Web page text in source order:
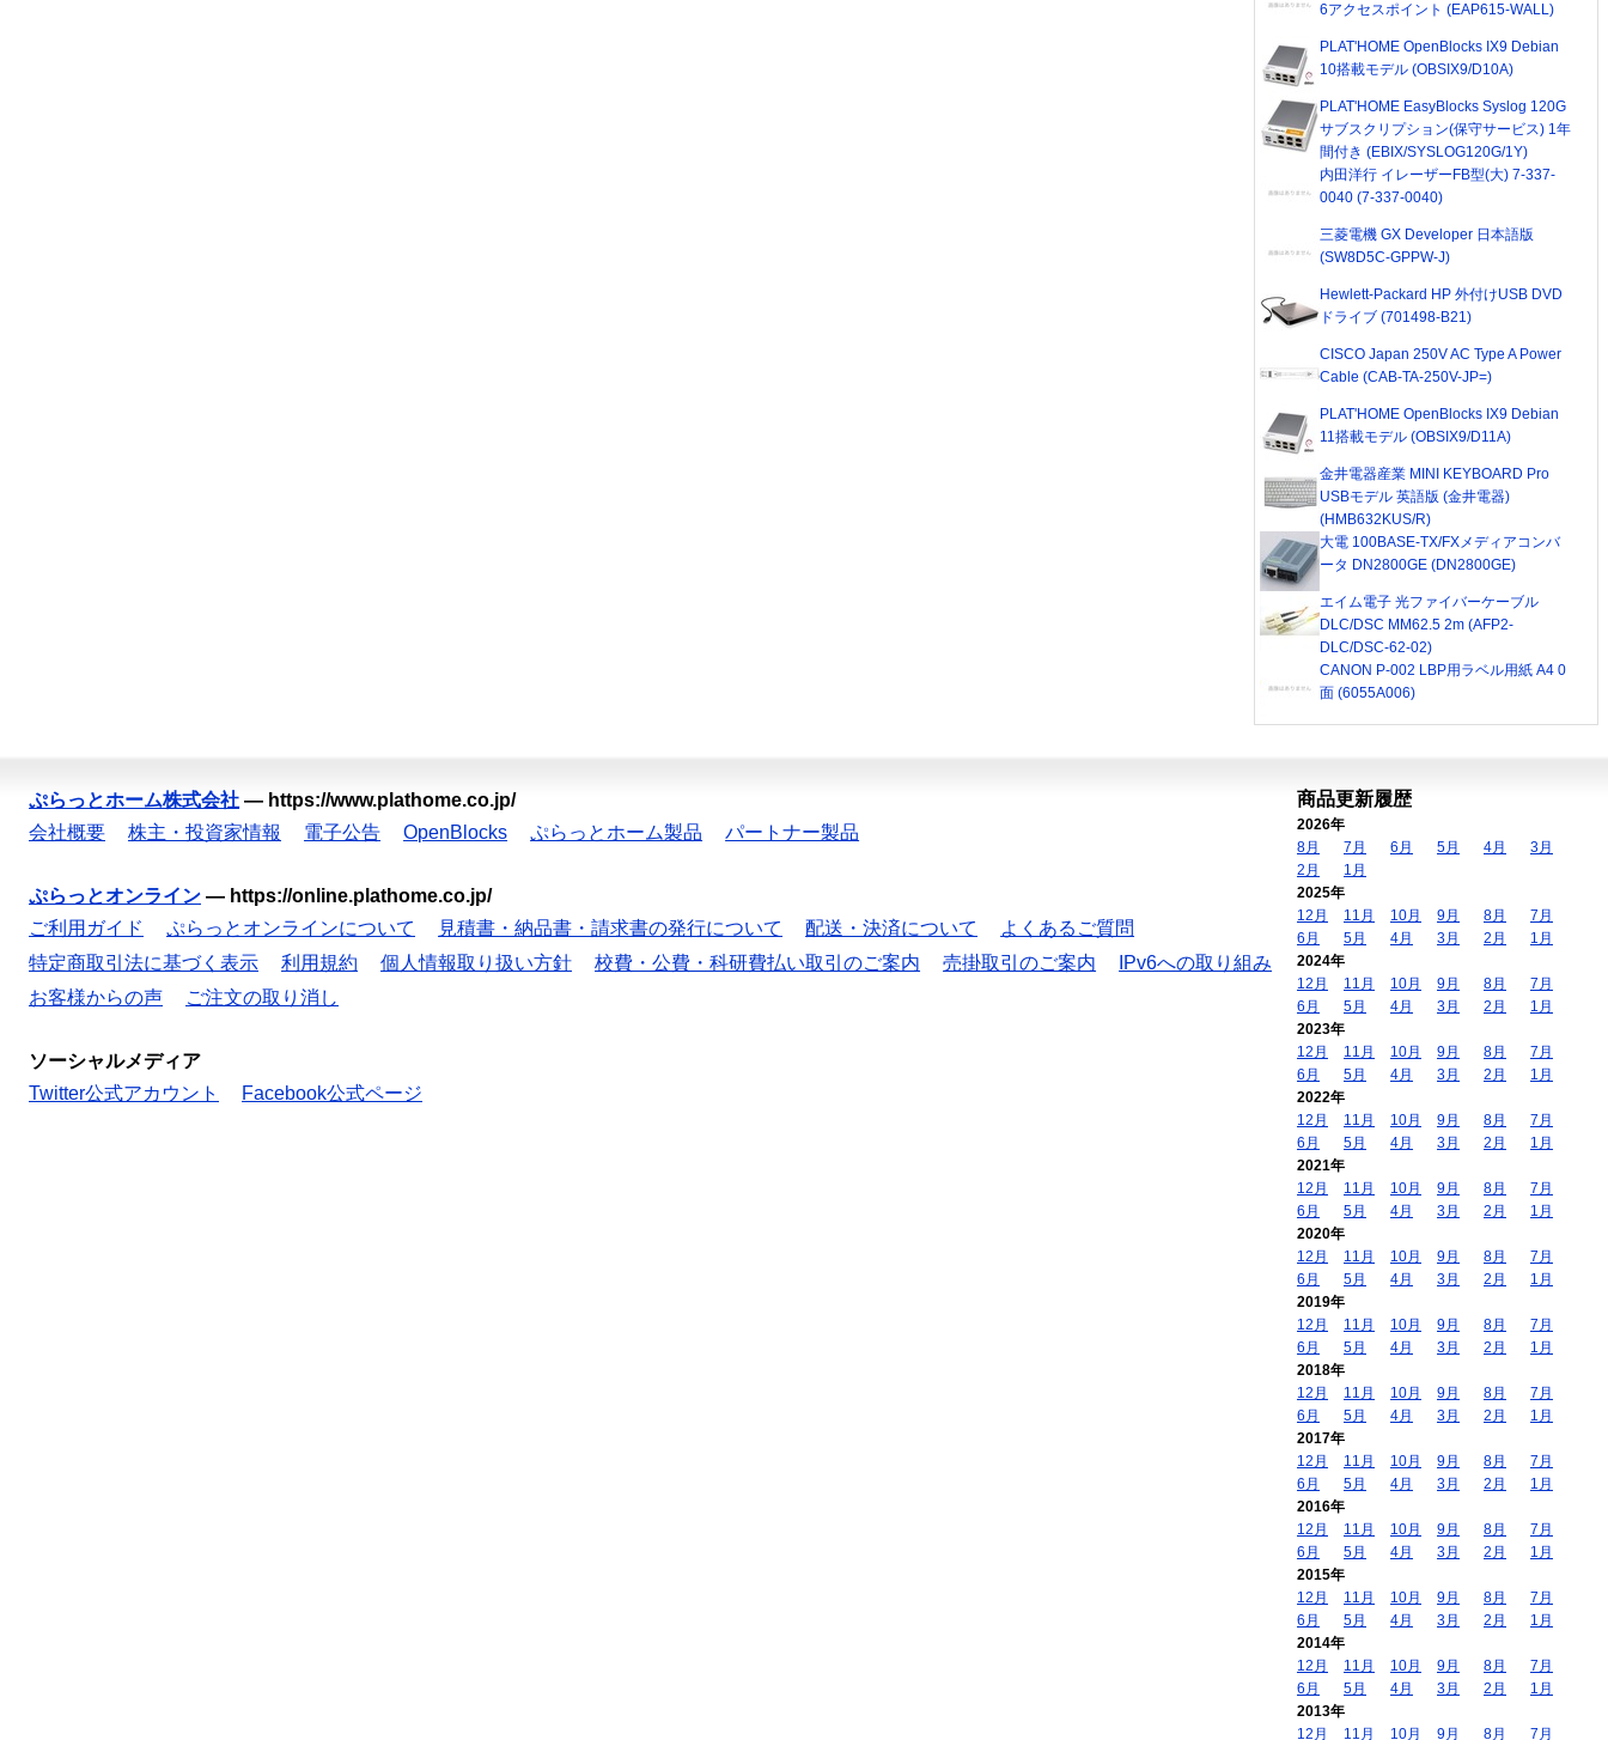
6アクセスポイント (EAP615-WALL)
PLAT'HOME OpenBlocks IX9 Debian
10搭載モデル (OBSIX9/D10A)
PLAT'HOME EasyBlocks Syslog 120G
サブスクリプション(保守サービス) 1年
間付き (EBIX/SYSLOG120G/1Y)
内田洋行 イレーザーFB型(大) 7-337-
0040 (7-337-0040)
三菱電機 GX Developer 日本語版
(SW8D5C-GPPW-J)
Hewlett-Packard HP 外付けUSB DVD
ドライブ (701498-B21)
CISCO Japan 250V AC Type A Power
Cable (CAB-TA-250V-JP=)
PLAT'HOME OpenBlocks IX9 Debian
11搭載モデル (OBSIX9/D11A)
金井電器産業 MINI KEYBOARD Pro
USBモデル 英語版 (金井電器)
(HMB632KUS/R)
大電 100BASE-TX/FXメディアコンバ
ータ DN2800GE (DN2800GE)
エイム電子 光ファイバーケーブル
DLC/DSC MM62.5 2m (AFP2-
DLC/DSC-62-02)
CANON P-002 LBP用ラベル用紙 A4 0
面 (6055A006)
ぷらっとホーム株式会社 — https://www.plathome.co.jp/
会社概要
株主・投資家情報 電子公告 OpenBlocks ぷらっとホーム製品 パートナー製品
ぷらっとオンライン — https://online.plathome.co.jp/
ご利用ガイド
ぷらっとオンラインについて 見積書・納品書・請求書の発行について 配送・決済について
よくあるご質問
特定商取引法に基づく表示
利用規約 個人情報取り扱い方針 校費・公費・科研費払い取引のご案内 売掛取引のご案内
IPv6への取り組み
お客様からの声
ご注文の取り消し
ソーシャルメディア
Twitter公式アカウント
Facebook公式ページ
商品更新履歴
2026年
8月
7月 6月 5月 4月
3月
2月
1月
2025年
12月
11月 10月 9月 8月
7月
6月
5月 4月 3月 2月
1月
2024年
12月
11月 10月 9月 8月
7月
6月
5月 4月 3月 2月
1月
2023年
12月
11月 10月 9月 8月
7月
6月
5月 4月 3月 2月
1月
2022年
12月
11月 10月 9月 8月
7月
6月
5月 4月 3月 2月
1月
2021年
12月
11月 10月 9月 8月
7月
6月
5月 4月 3月 2月
1月
2020年
12月
11月 10月 9月 8月
7月
6月
5月 4月 3月 2月
1月
2019年
12月
11月 10月 9月 8月
7月
6月
5月 4月 3月 2月
1月
2018年
12月
11月 10月 9月 8月
7月
6月
5月 4月 3月 2月
1月
2017年
12月
11月 10月 9月 8月
7月
6月
5月 4月 3月 2月
1月
2016年
12月
11月 10月 9月 8月
7月
6月
5月 4月 3月 2月
1月
2015年
12月
11月 10月 9月 8月
7月
6月
5月 4月 3月 2月
1月
2014年
12月
11月 10月 9月 8月
7月
6月
5月 4月 3月 2月
1月
2013年
12月
11月 10月 9月 8月 7月